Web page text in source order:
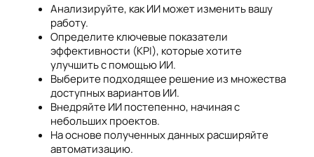
Анализируйте, как ИИ может изменить вашу
работу.
Определите ключевые показатели
эффективности (KPI), которые хотите
улучшить с помощью ИИ.
Выберите подходящее решение из множества
доступных вариантов ИИ.
Внедряйте ИИ постепенно, начиная с
небольших проектов.
На основе полученных данных расширяйте
автоматизацию.